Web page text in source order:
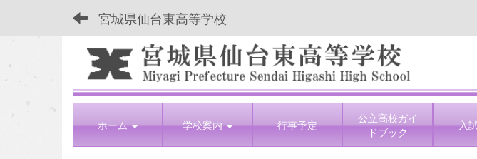
宮城県仙台東高等学校
ホーム 学校案内 行事予定
公立高校ガイ
ドブック
入